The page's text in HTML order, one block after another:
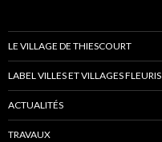
LE VILLAGE DE THIESCOURT
LABEL VILLES ET VILLAGES FLEURIS
ACTUALITÉS
TRAVAUX